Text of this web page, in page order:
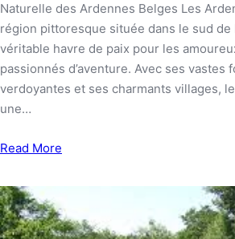
Naturelle des Ardennes Belges Les
région pittoresque située dans le sud
véritable havre de paix pour les
passionnés d’aventure. Avec ses vastes
verdoyantes et ses charmants villages,
une…
Read More